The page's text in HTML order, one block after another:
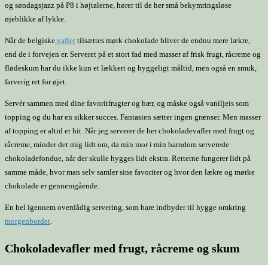
og søndagsjazz på P8 i højtalerne, hører til de her små bekymringsløse
øjeblikke af lykke.
Når de belgiske vaflertilsættes mørk chokolade bliver de endnu mere lækre,
end de i forvejen er. Serveret på et stort fad med masser af frisk frugt, råcreme og
flødeskum har du ikke kun et lækkert og hyggeligt måltid, men også en smuk,
farverig ret for øjet.
Servér sammen med dine favoritfrugter og bær, og måske også vaniljeis som
topping og du har en sikker succes. Fantasien sætter ingen grænser. Men masser
af topping er altid et hit. Når jeg serverer de her chokoladevafler med frugt og
råcreme, minder det mig lidt om, da min mor i min barndom serverede
chokoladefondue, når der skulle hygges lidt ekstra. Retterne fungerer lidt på
samme måde, hvor man selv samler sine favoriter og hvor den lækre og mørke
chokolade er gennemgående.
En hel igennem overdådig servering, som bare indbyder til hygge omkring
morgenbordet.
Chokoladevafler med frugt, råcreme og skum